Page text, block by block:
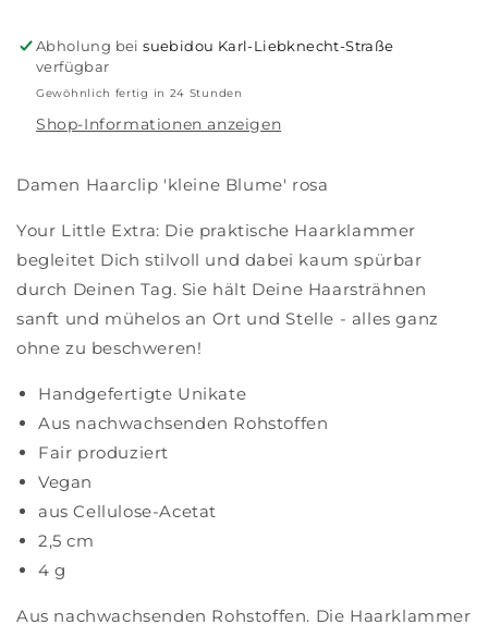
Abholung beisuebidou Karl-Liebknecht-Straße
verfügbar
Gewöhnlich fertig in 24 Stunden
Shop-Informationen anzeigen
Damen Haarclip 'kleine Blume' rosa
Your Little Extra: Die praktische Haarklammer
begleitet Dich stilvoll und dabei kaum spürbar
durch Deinen Tag. Sie hält Deine Haarsträhnen
sanft und mühelos an Ort und Stelle - alles ganz
ohne zu beschweren!
Handgefertigte Unikate
Aus nachwachsenden Rohstoffen
Fair produziert
Vegan
aus Cellulose-Acetat
2,5 cm
4 g
Aus nachwachsenden Rohstoffen. Die Haarklammer